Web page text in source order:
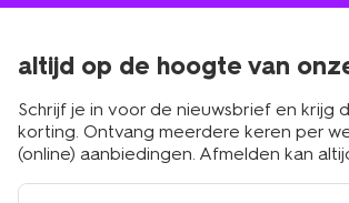
altijd op de hoogte van
Schrijf je in voor de nieuwsbrief en krijg
korting. Ontvang meerdere keren per
(online) aanbiedingen. Afmelden kan
e-